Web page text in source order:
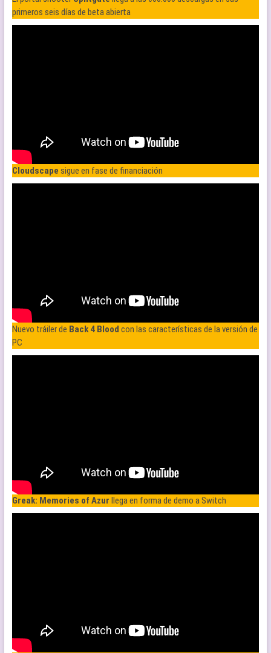
primeros seis días de beta abierta
Cloudscape sigue en fase de financiación
Nuevo tráiler de Back 4 Blood con las características de la versión de
PC
Greak: Memories of Azur llega en forma de demo a Switch